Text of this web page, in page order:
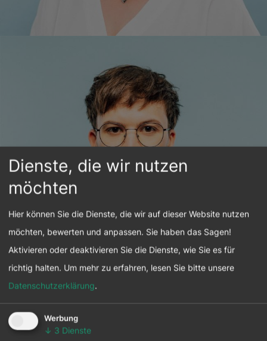
Patrick Hohenegger, MA
Kooperationen & csrTAG
Dienste, die wir nutzen
möchten
Hier können Sie die Dienste, die wir auf dieser Website nutzen
möchten, bewerten und anpassen. Sie haben das Sagen!
Aktivieren oder deaktivieren Sie die Dienste, wie Sie es für
richtig halten. Um mehr zu erfahren, lesen Sie bitte unsere
Datenschutzerklärung.
Werbung
↓ 3 Dienste